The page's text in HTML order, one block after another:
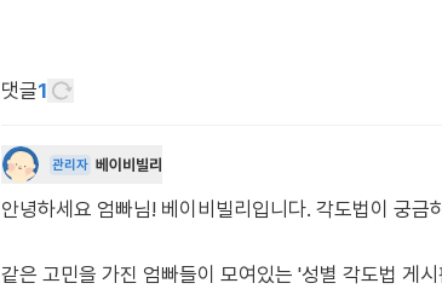
댓글1
관리자 베이비빌리
안녕하세요 엄빠님! 베이비빌리입니다. 각도법이 궁금
같은 고민을 가진 엄빠들이 모여있는 '성별 각도법 게